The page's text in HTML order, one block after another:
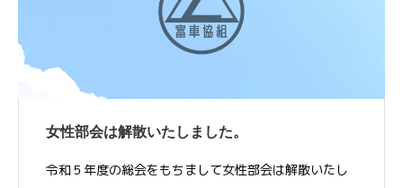
女性部会は解散いたしました。
令和５年度の総会をもちまして女性部会は解散いたし